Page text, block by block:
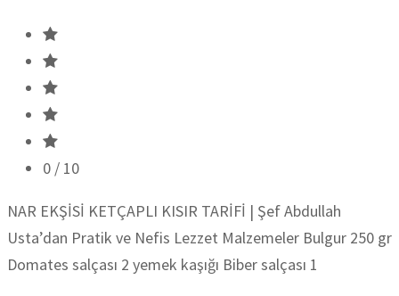
0 / 10
NAR EKŞİSİ KETÇAPLI KISIR TARİFİ | Şef Abdullah
Usta’dan Pratik ve Nefis Lezzet Malzemeler Bulgur 250 gr
Domates salçası 2 yemek kaşığı Biber salçası 1